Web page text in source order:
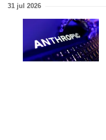
31 jul 2026